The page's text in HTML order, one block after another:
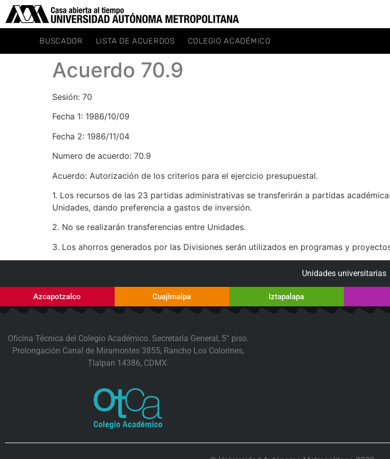
BUSCADOR LISTA DE ACUERDOS COLEGIO ACADÉMICO
Acuerdo 70.9
Sesión: 70
Fecha 1: 1986/10/09
Fecha 2: 1986/11/04
Numero de acuerdo: 70.9
Acuerdo: Autorización de los criterios para el ejercicio presupuestal.
1. Los recursos de las 23 partidas administrativas se transferirán a partidas
Unidades, dando preferencia a gastos de inversión.
2. No se realizarán transferencias entre Unidades.
3. Los ahorros generados por las Divisiones serán utilizados en programas y
Unidades universitarias
Azcapotzalco Cuajimalpa Iztapalapa
Oficina Técnica del Colegio Académico. Secretaría General, 5° piso.
Prolongación Canal de Miramontes 3855, Rancho Los Colorines,
Tlalpan 14386, CDMX.